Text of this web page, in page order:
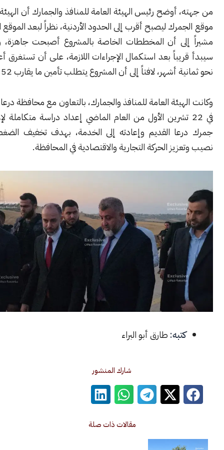
أوضح رئيس الهيئة العامة للمنافذ والجمارك أن الهيئة تدرس نقل
ليصبح أقرب إلى الحدود الأردنية، نظراً لبعد الموقع الحالي عنها،
أن المخططات الخاصة بالمشروع أصبحت جاهزة، وأن التنفيذ
بعد استكمال الإجراءات اللازمة، على أن تستغرق أعمال الإنجاز
أشهر، لافتاً إلى أن المشروع يتطلب تأمين ما يقارب 52 عقاراً.
العامة للمنافذ والجمارك، بالتعاون مع محافظة درعا، قد أعلنت
22 تشرين الأول من العام الماضي إعداد دراسة متكاملة لإعادة تأهيل
القديم وإعادته إلى الخدمة، بهدف تخفيف الضغط عن معبر
الحركة التجارية والاقتصادية في المحافظة.
طارق أبو البراء
شارك المنشور
مقالات ذات صلة